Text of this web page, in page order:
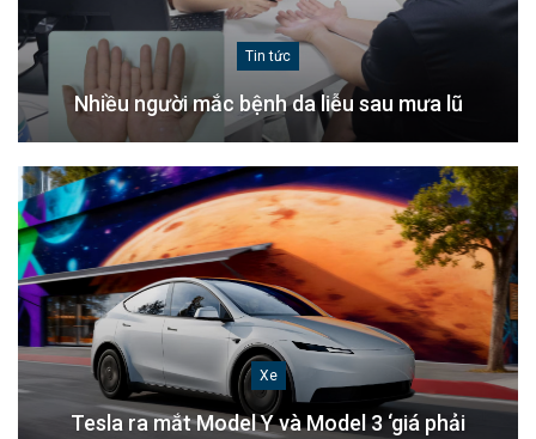
Tin tức
Nhiều người mắc bệnh da liễu sau mưa lũ
Xe
Tesla ra mắt Model Y và Model 3 ‘giá phải